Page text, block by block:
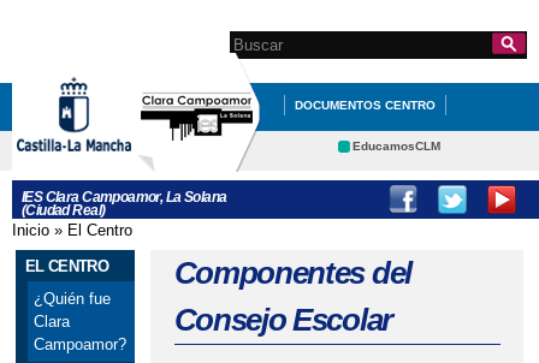
contenido
principal
Formulario de
búsqueda
Search this site
DOCUMENTOS CENTRO
ORIENTACIÓN
DEPARTAMENTOS Y
EL CENTRO SECRETARÍA
NUESTROS PROYECTOS
GALERÍA DE IMÁGENES
EducamosCLM
Portal Educación
IES Clara Campoamor, La Solana
(Ciudad Real)
Se encuentra usted aquí
Inicio » El Centro
EL CENTRO
¿Quién fue
Clara
Campoamor?
Componentes del
Consejo Escolar